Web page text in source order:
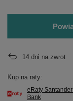
14 dni na zwrot
Kup na raty:
eRaty
Bank